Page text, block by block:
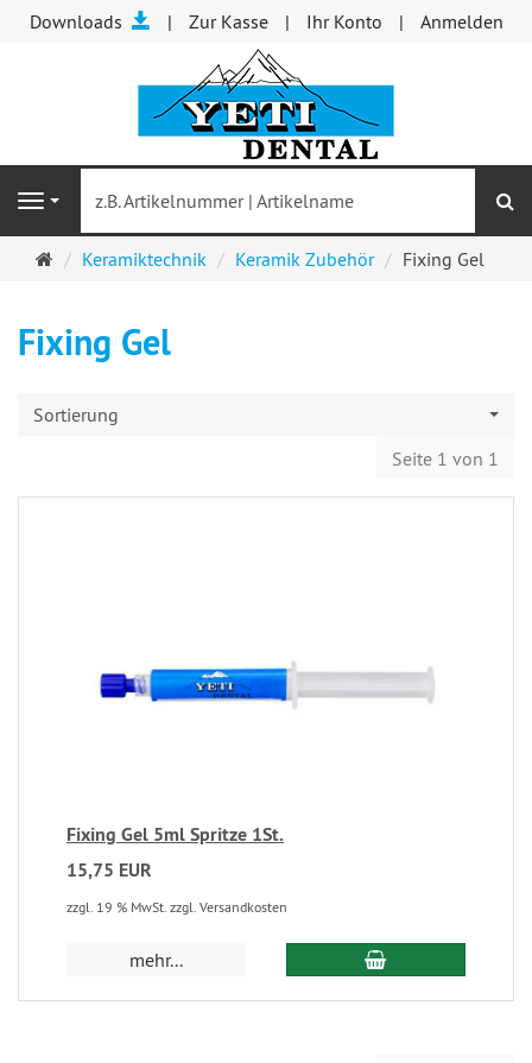
Downloads Zur Kasse Ihr Konto Anmelden
Navigation
Startseite
Keramiktechnik Keramik Zubehör Fixing Gel
Fixing Gel
Sortierung
Seite 1 von 1
Fixing Gel 5ml Spritze 1St.
15,75 EUR
zzgl. 19 % MwSt. zzgl. Versandkosten
mehr...